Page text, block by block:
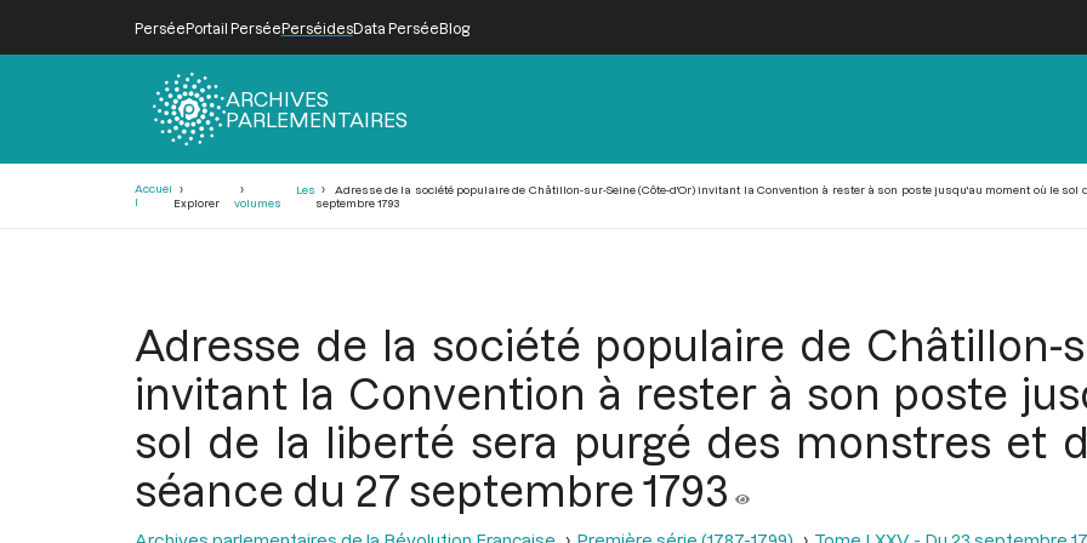
PerséePortail PerséePerséidesData PerséeBlog
ARCHIVES
PARLEMENTAIRES
Accuei
l
Explorer
Les
volumes
Adresse de la société populaire de Châtillon-sur-Seine (Côte-d'Or) invitant la Convention à rester à son poste jusqu'au moment où le
septembre 1793
Adresse de la société populaire de Châtillon-
invitant la Convention à rester à son poste
sol de la liberté sera purgé des monstres et
séance du 27 septembre 1793